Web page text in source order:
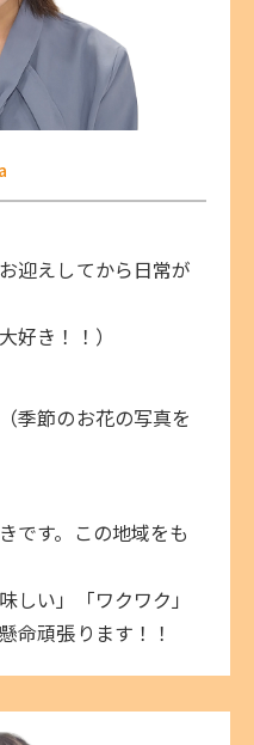
迎えしてから日常が
好き！！）
季節のお花の写真を
です。この地域をも
しい」「ワクワク」
命頑張ります！！